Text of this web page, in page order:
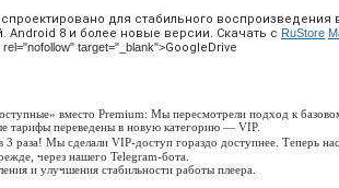
для стабильного
Android 8 и более новые версии. Скачать с RuStore
target="_blank">GoogleDrive
вместо Premium: Мы пересмотрели подход к
тарифы переведены в новую категорию — VIP.
3 раза! Мы сделали VIP-доступ гораздо доступнее. Теперь
через нашего Telegram-бота.
и улучшения стабильности работы плеера.